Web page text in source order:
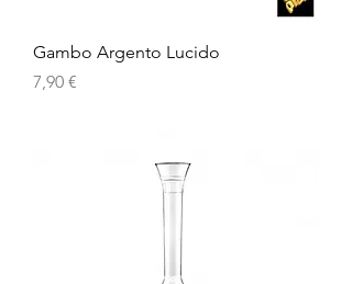
Gambo Argento Lucido
Prezzo
7,90 €